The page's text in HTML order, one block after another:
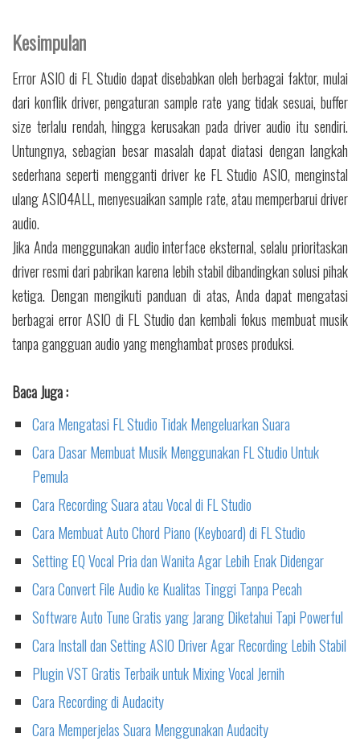
Kesimpulan
Error ASIO di FL Studio dapat disebabkan oleh berbagai faktor, mulai
dari konflik driver, pengaturan sample rate yang tidak sesuai, buffer
size terlalu rendah, hingga kerusakan pada driver audio itu sendiri.
Untungnya, sebagian besar masalah dapat diatasi dengan langkah
sederhana seperti mengganti driver ke FL Studio ASIO, menginstal
ulang ASIO4ALL, menyesuaikan sample rate, atau memperbarui driver
audio.
Jika Anda menggunakan audio interface eksternal, selalu prioritaskan
driver resmi dari pabrikan karena lebih stabil dibandingkan solusi pihak
ketiga. Dengan mengikuti panduan di atas, Anda dapat mengatasi
berbagai error ASIO di FL Studio dan kembali fokus membuat musik
tanpa gangguan audio yang menghambat proses produksi.
Baca Juga :
Cara Mengatasi FL Studio Tidak Mengeluarkan Suara
Cara Dasar Membuat Musik Menggunakan FL Studio Untuk
Pemula
Cara Recording Suara atau Vocal di FL Studio
Cara Membuat Auto Chord Piano (Keyboard) di FL Studio
Setting EQ Vocal Pria dan Wanita Agar Lebih Enak Didengar
Cara Convert File Audio ke Kualitas Tinggi Tanpa Pecah
Software Auto Tune Gratis yang Jarang Diketahui Tapi Powerful
Cara Install dan Setting ASIO Driver Agar Recording Lebih Stabil
Plugin VST Gratis Terbaik untuk Mixing Vocal Jernih
Cara Recording di Audacity
Cara Memperjelas Suara Menggunakan Audacity